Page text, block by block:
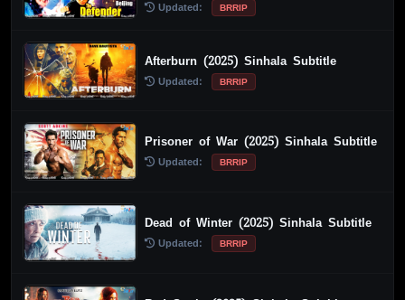
Updated: BRRIP
Afterburn (2025) Sinhala Subtitle
Updated: BRRIP
Prisoner of War (2025) Sinhala Subtitle
Updated: BRRIP
Dead of Winter (2025) Sinhala Subtitle
Updated: BRRIP